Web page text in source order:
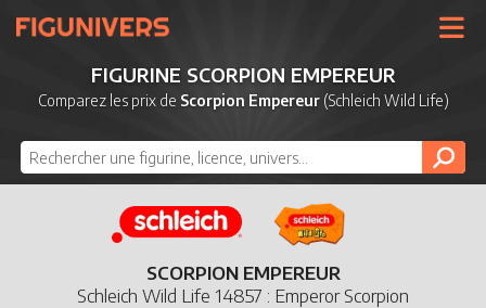
UNIVERS
LICENCES
NOUVEAUTÉS
DERNIERS AJOUTS
FIGURINE SCORPION EMPEREUR
Comparez les prix de Scorpion Empereur(Schleich Wild Life)
SCORPION EMPEREUR
Schleich Wild Life 14857 : Emperor Scorpion